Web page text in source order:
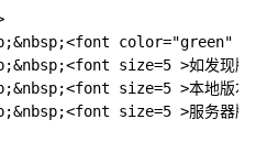
color="green"
size=5 >如发现
size=5 >本地版
size=5 >服务器